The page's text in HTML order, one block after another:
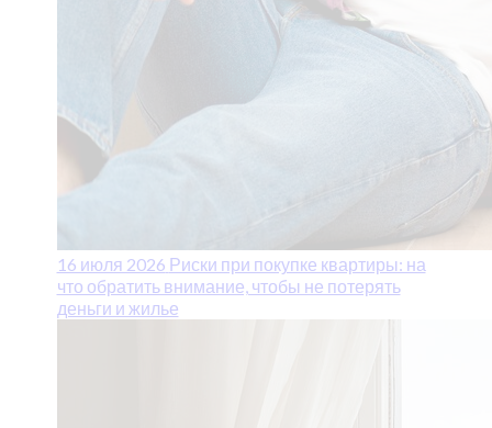
16 июля 2026 Риски при покупке квартиры: на
что обратить внимание, чтобы не потерять
деньги и жилье